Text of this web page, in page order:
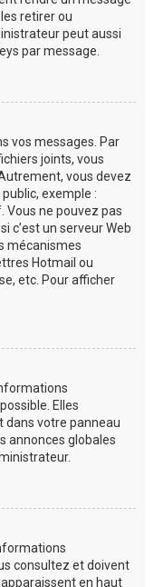
retirer ou
peut aussi
par message.
vos messages. Par
joints, vous
vous devez
exemple :
ne pouvez pas
c’est un serveur Web
mécanismes
Hotmail ou
etc. Pour afficher
Elles
dans votre panneau
annonces globales
consultez et doivent
en haut